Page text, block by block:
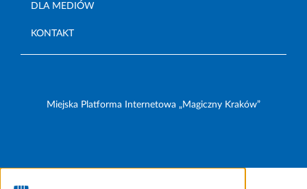
DLA MEDIÓW
KONTAKT
Miejska Platforma Internetowa „Magiczny Kraków”